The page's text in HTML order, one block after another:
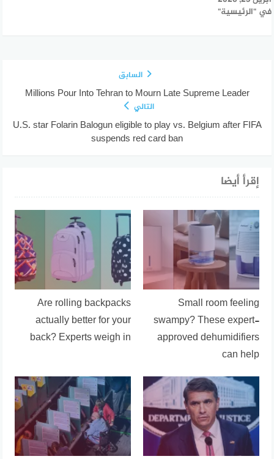
في "الرئيسية"
السابق
Millions Pour Into Tehran to Mourn Late Supreme Leader
التالي
U.S. star Folarin Balogun eligible to play vs. Belgium after FIFA
suspends red card ban
إقرأ أيضا
Small room feeling
swampy? These expert-
approved dehumidifiers
can help
Are rolling backpacks
actually better for your
back? Experts weigh in